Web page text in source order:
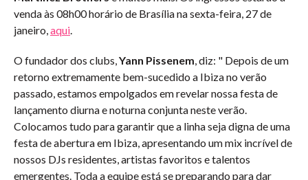
venda às 08h00 horário de Brasília na sexta-feira, 27 de
janeiro,aqui.
O fundador dos clubs,Yann Pissenem, diz: " Depois de um
retorno extremamente bem-sucedido a Ibiza no verão
passado, estamos empolgados em revelar nossa festa de
lançamento diurna e noturna conjunta neste verão.
Colocamos tudo para garantir que a linha seja digna de uma
festa de abertura em Ibiza, apresentando um mix incrível de
nossos DJs residentes, artistas favoritos e talentos
emergentes. Toda a equipe está se preparando para dar